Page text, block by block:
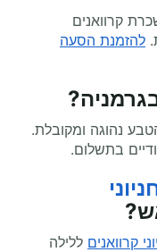
קרוואנים
להזמנת הסעה
?
נהוגה ומקובלת.
בתשלום.
קרוואנים ללילה